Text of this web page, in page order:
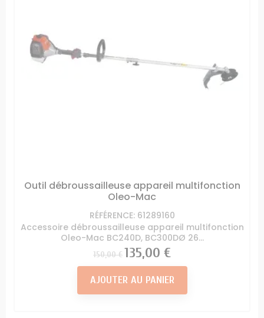
Outil débroussailleuse appareil multifonction
Oleo-Mac
RÉFÉRENCE: 61289160
Accessoire débroussailleuse appareil multifonction
Oleo-Mac BC240D, BC300DØ 26...
Prix
150,00 €Prix
135,00 €
AJOUTER AU PANIER